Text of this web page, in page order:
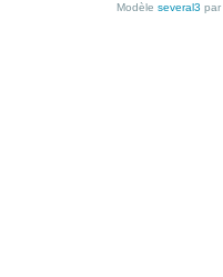
Modèle several3 par